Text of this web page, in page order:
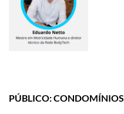
PÚBLICO: CONDOMÍNIOS